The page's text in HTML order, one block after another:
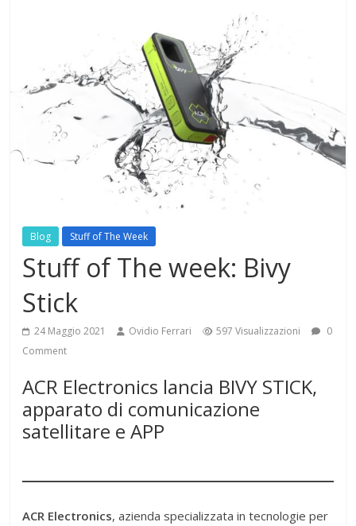
Blog Stuff of The Week
Stuff of The week: Bivy
Stick
24 Maggio 2021 Ovidio Ferrari 597 Visualizzazioni
0
Comment
ACR Electronics lancia BIVY STICK,
apparato di comunicazione
satellitare e APP
ACR Electronics, azienda specializzata in tecnologie per